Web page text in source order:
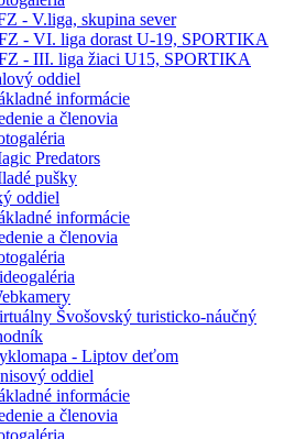
- V.liga, skupina sever
- VI. liga dorast U-19, SPORTIKA
- III. liga žiaci U15, SPORTIKA
oddiel
informácie
a členovia
Predators
pušky
oddiel
informácie
a členovia
Švošovský turisticko-náučný
- Liptov deťom
oddiel
informácie
a členovia